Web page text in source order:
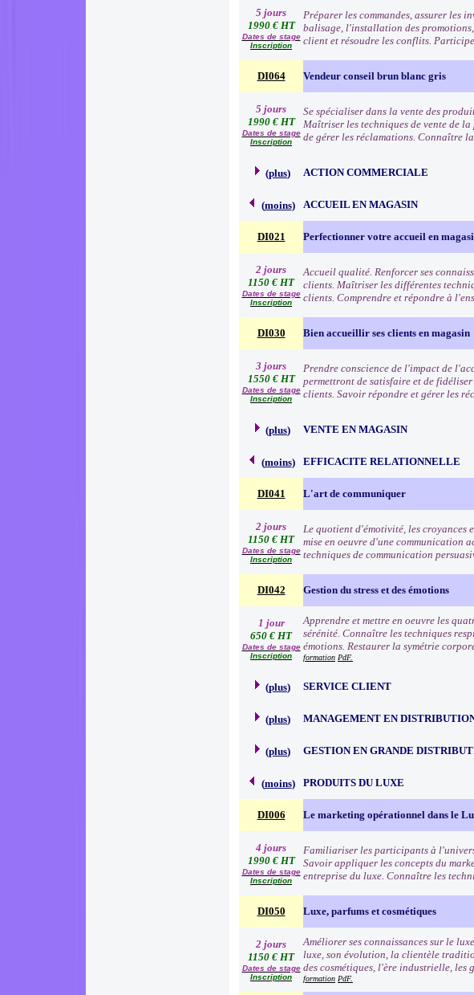
5 jours
1990 € HT
Dates de stage
Inscription
Préparer les commandes, assurer les
balisage, l'installation des
client et résoudre les conflits.
DI064 Vendeur conseil brun blanc gris
5 jours
1990 € HT
Dates de stage
Inscription
Se spécialiser dans la vente des
Maîtriser les techniques de vente de
de gérer les réclamations. Connaître
(plus) ACTION COMMERCIALE
(moins) ACCUEIL EN MAGASIN
DI021 Perfectionner votre accueil en
2 jours
1150 € HT
Dates de stage
Inscription
Accueil qualité. Renforcer ses
clients. Maîtriser les différentes
clients. Comprendre et répondre à
DI030 Bien accueillir ses clients en magasin
3 jours
1550 € HT
Dates de stage
Inscription
Prendre conscience de l'impact de
permettront de satisfaire et de
clients. Savoir répondre et gérer les
(plus) VENTE EN MAGASIN
(moins) EFFICACITE RELATIONNELLE
DI041 L'art de communiquer
2 jours
1150 € HT
Dates de stage
Inscription
Le quotient d'émotivité, les croyances
mise en oeuvre d'une communication
techniques de communication
DI042 Gestion du stress et des émotions
1 jour
650 € HT
Dates de stage
Inscription
Apprendre et mettre en oeuvre les
sérénité. Connaître les techniques
émotions. Restaurer la symétrie
formation PdF.
(plus) SERVICE CLIENT
(plus) MANAGEMENT EN
(plus) GESTION EN GRANDE
(moins) PRODUITS DU LUXE
DI006 Le marketing opérationnel dans le
4 jours
1990 € HT
Dates de stage
Inscription
Familiariser les participants à
Savoir appliquer les concepts du
entreprise du luxe. Connaître les
DI050 Luxe, parfums et cosmétiques
2 jours
1150 € HT
Dates de stage
Inscription
Améliorer ses connaissances sur le
luxe, son évolution, la clientèle
des cosmétiques, l'ère industrielle, les
formation PdF.